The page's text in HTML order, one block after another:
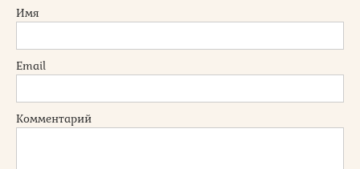
Имя
Email
Комментарий